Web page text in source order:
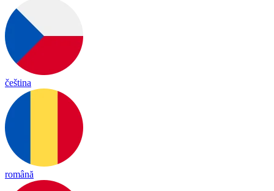
čeština
română